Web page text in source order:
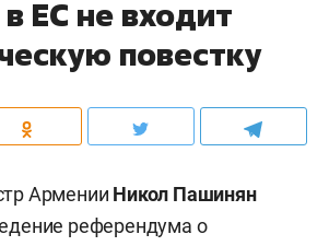
ЕС не входит
повестку
Армении Никол Пашинян
референдума о